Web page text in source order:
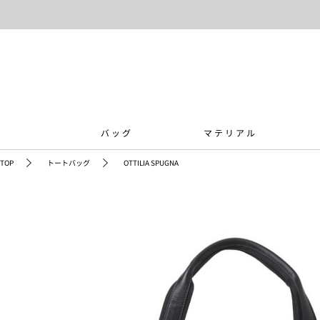
バッグ マテリアル
TOP トートバッグ OTTILIA SPUGNA